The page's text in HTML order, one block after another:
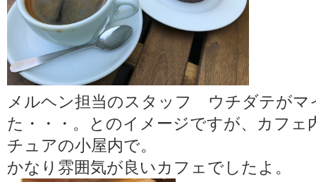
メルヘン担当のスタッフ ウチダテがマ
た・・・。とのイメージですが、カフ
チュアの小屋内で。
かなり雰囲気が良いカフェでしたよ。